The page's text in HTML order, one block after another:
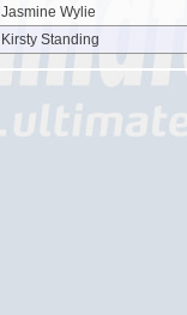
Jasmine Wylie
Kirsty Standing